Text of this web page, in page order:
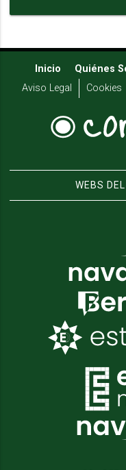
Inicio Quiénes
Aviso Legal
Cookies
WEBS